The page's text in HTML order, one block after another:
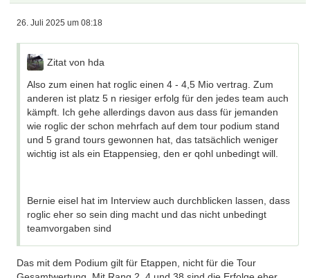
26. Juli 2025 um 08:18
Zitat von hda
Also zum einen hat roglic einen 4 - 4,5 Mio vertrag. Zum
anderen ist platz 5 n riesiger erfolg für den jedes team auch
kämpft. Ich gehe allerdings davon aus dass für jemanden
wie roglic der schon mehrfach auf dem tour podium stand
und 5 grand tours gewonnen hat, das tatsächlich weniger
wichtig ist als ein Etappensieg, den er qohl unbedingt will.
Bernie eisel hat im Interview auch durchblicken lassen, dass
roglic eher so sein ding macht und das nicht unbedingt
teamvorgaben sind
Das mit dem Podium gilt für Etappen, nicht für die Tour